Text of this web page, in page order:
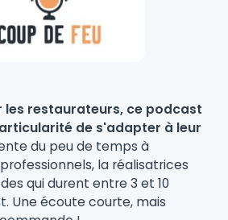
les restaurateurs, ce podcast
de s'adapter à leur
du peu de temps à
la réalisatrices
qui durent entre 3 et 10
Une écoute courte, mais